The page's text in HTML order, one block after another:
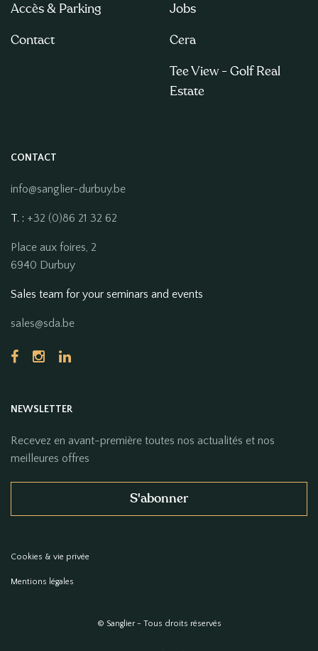
Accès & Parking
Contact
Jobs
Cera
Tee View - Golf Real
Estate
CONTACT
info@sanglier-durbuy.be
T. : +32 (0)86 21 32 62
Place aux foires, 2
6940 Durbuy
Sales team for your seminars and events
sales@sda.be
NEWSLETTER
Recevez en avant-première toutes nos actualités et nos
meilleures offres
S'abonner
© Sanglier - Tous droits réservés
Cookies & vie privée
Mentions légales